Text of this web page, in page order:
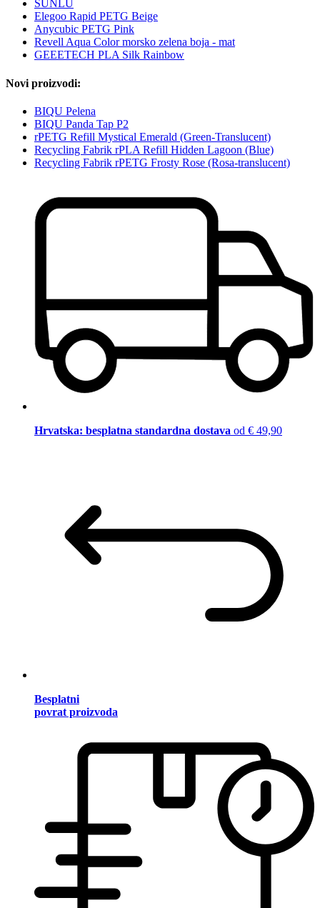
SUNLU
Elegoo Rapid PETG Beige
Anycubic PETG Pink
Revell Aqua Color morsko zelena boja - mat
GEEETECH PLA Silk Rainbow
Novi proizvodi:
BIQU Pelena
BIQU Panda Tap P2
rPETG Refill Mystical Emerald (Green-Translucent)
Recycling Fabrik rPLA Refill Hidden Lagoon (Blue)
Recycling Fabrik rPETG Frosty Rose (Rosa-translucent)
Hrvatska: besplatna standardna dostava od € 49,90
Besplatni
povrat proizvoda